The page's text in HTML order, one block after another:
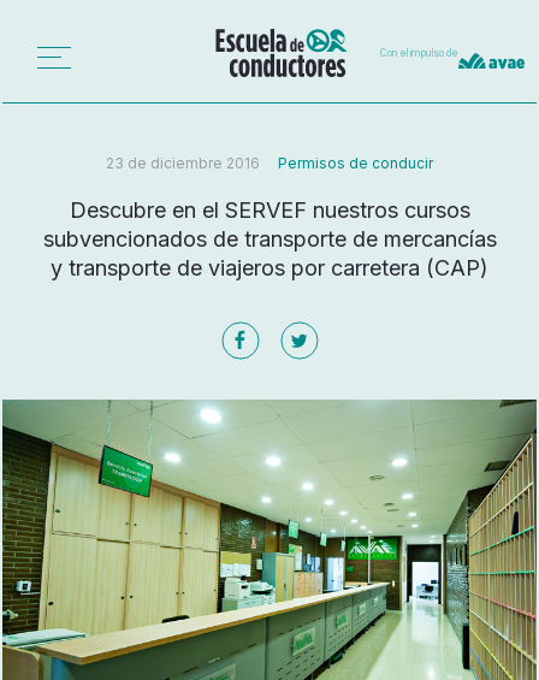
Con el impulso de
23 de diciembre 2016 Permisos de conducir
Descubre en el SERVEF nuestros cursos
subvencionados de transporte de mercancías
y transporte de viajeros por carretera (CAP)